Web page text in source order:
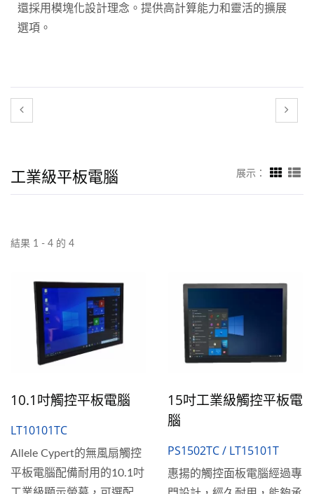
還採用模塊化設計理念。提供高計算能力和靈活的擴展
選項。
工業級平板電腦 展示：
結果 1 - 4 的 4
10.1吋觸控平板電腦
LT10101TC
Allele Cypert的無風扇觸控
平板電腦配備耐用的10.1吋
15吋工業級觸控平板電
腦
PS1502TC / LT15101T
惠揚的觸控面板電腦經過專